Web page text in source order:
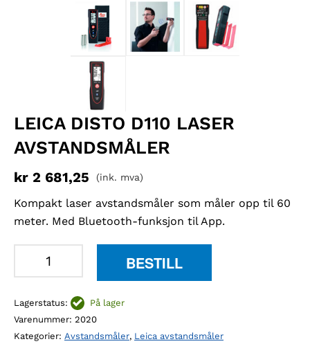
LEICA DISTO D110 LASER
AVSTANDSMÅLER
kr 2 681,25 (ink. mva)
Kompakt laser avstandsmåler som måler opp til 60
meter. Med Bluetooth-funksjon til App.
laser
avstandsmåler
antall
BESTILL
Lagerstatus:
På lager
Varenummer: 2020
Kategorier: Avstandsmåler, Leica avstandsmåler